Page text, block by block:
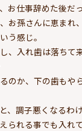
お仕事辞めた後だ
お孫さんに恵まれ
う感じ。
、入れ歯は落ちて
のか、下の歯もや
、調子悪くなるわけ
られる事でも入れ